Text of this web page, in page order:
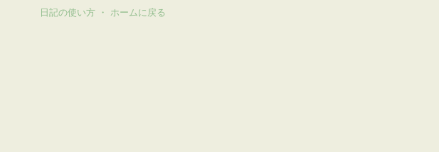
日記の使い方 ・ ホームに戻る